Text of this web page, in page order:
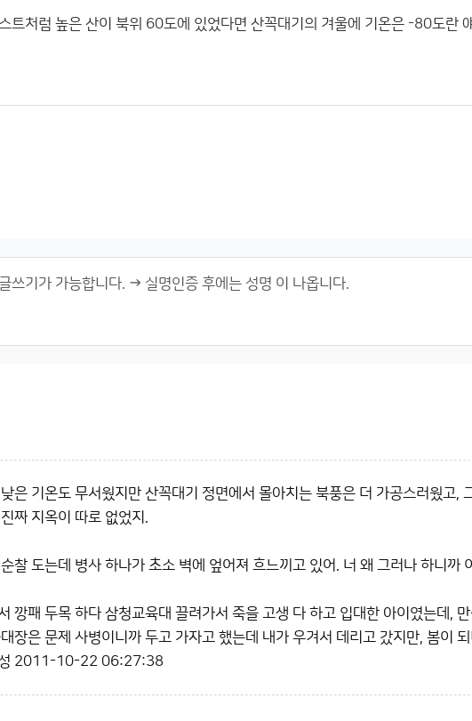
트처럼 높은 산이 북위 60도에 있었다면 산꼭대기의 겨울에 기온은 -80도란
은 기온도 무서웠지만 산꼭대기 정면에서 몰아치는 북풍은 더 가공스러웠고
짜 지옥이 따로 없었지.
찰 도는데 병사 하나가 초소 벽에 엎어져 흐느끼고 있어. 너 왜 그러나 하니까
깡패 두목 하다 삼청교육대 끌려가서 죽을 고생 다 하고 입대한 아이였는데,
장은 문제 사병이니까 두고 가자고 했는데 내가 우겨서 데리고 갔지만, 봄이
2011-10-22 06:27:38